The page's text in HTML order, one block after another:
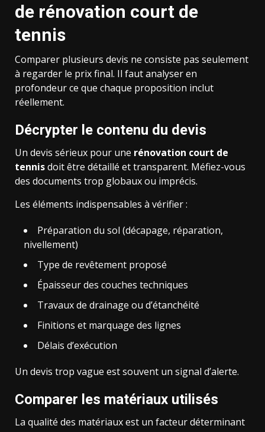
de rénovation court de
tennis
Comparer plusieurs devis ne consiste pas seulement
à regarder le prix final. Il faut analyser en
profondeur ce que chaque proposition inclut
réellement.
Décrypter le contenu du devis
Un devis sérieux pour une rénovation court de
tennisdoit être détaillé et transparent. Méfiez-vous
des documents trop globaux ou imprécis.
Les éléments indispensables à vérifier :
Préparation du sol (décapage, réparation,
nivellement)
Type de revêtement proposé
Épaisseur des couches techniques
Travaux de drainage ou d’étanchéité
Finitions et marquage des lignes
Délais d’exécution
Un devis trop vague est souvent un signal d’alerte.
Comparer les matériaux utilisés
La qualité des matériaux est un facteur déterminant